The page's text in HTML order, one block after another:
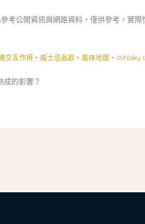
考公開資訊與網路資料，僅供參考，實
交互作用 、 威士忌品飲 、 風味地圖 、Whisky
的影響？